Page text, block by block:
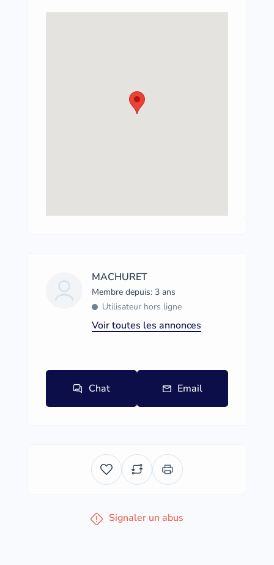
MACHURET
Membre depuis: 3 ans
Utilisateur hors ligne
Voir toutes les annonces
Chat Email
Signaler un abus